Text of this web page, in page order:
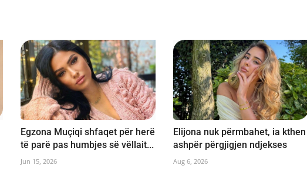
Egzona Muçiqi shfaqet për herë
të parë pas humbjes së vëllait...
Jun 15, 2026
Elijona nuk përmbahet, ia kthen
ashpër përgjigjen ndjekses
Aug 6, 2026